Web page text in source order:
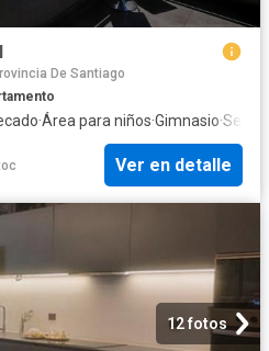
De Santiago
·Área para niños·Gimnasio·
Ver en detalle
12 fotos